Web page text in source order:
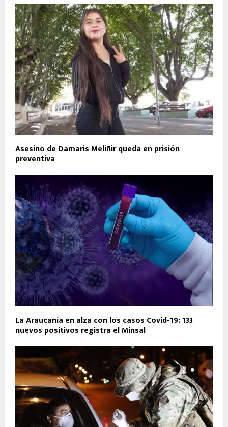
Asesino de Damaris Meliñir queda en prisión
preventiva
La Araucanía en alza con los casos Covid-19: 133
nuevos positivos registra el Minsal